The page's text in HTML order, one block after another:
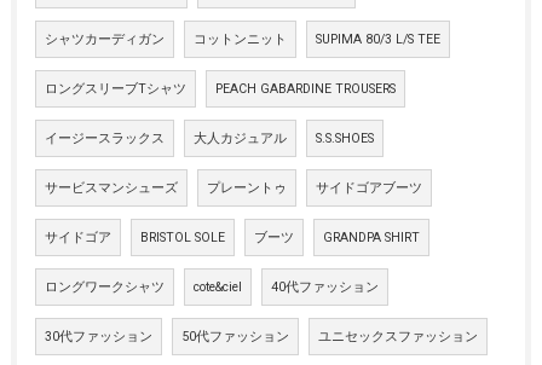
シャツカーディガン コットンニット SUPIMA 80/3 L/S TEE
ロングスリーブTシャツ PEACH GABARDINE TROUSERS
イージースラックス 大人カジュアル S.S.SHOES
サービスマンシューズ プレーントゥ サイドゴアブーツ
サイドゴア BRISTOL SOLE ブーツ GRANDPA SHIRT
ロングワークシャツ cote&ciel 40代ファッション
30代ファッション 50代ファッション ユニセックスファッション